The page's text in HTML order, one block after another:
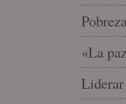
«La
Liderar